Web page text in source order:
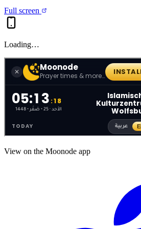
Full screen
Loading…
View on the Moonode app